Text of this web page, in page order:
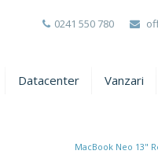
0241 550 780
Datacenter Vanzari
MacBook Neo 13"